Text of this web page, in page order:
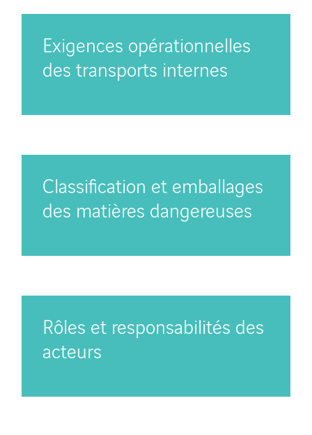
Exigences opérationnelles
des transports internes
Classification et emballages
des matières dangereuses
Rôles et responsabilités des
acteurs